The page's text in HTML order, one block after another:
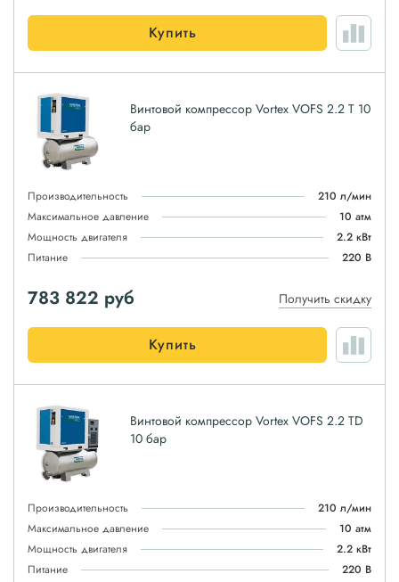
Купить
Винтовой компрессор Vortex VOFS 2.2 T 10
бар
Производительность
210 л/мин
Максимальное давление
10 атм
Мощность двигателя
2.2 кВт
Питание
220 В
783 822 руб Получить скидку
Купить
Винтовой компрессор Vortex VOFS 2.2 TD
10 бар
Производительность
210 л/мин
Максимальное давление
10 атм
Мощность двигателя
2.2 кВт
Питание
220 В